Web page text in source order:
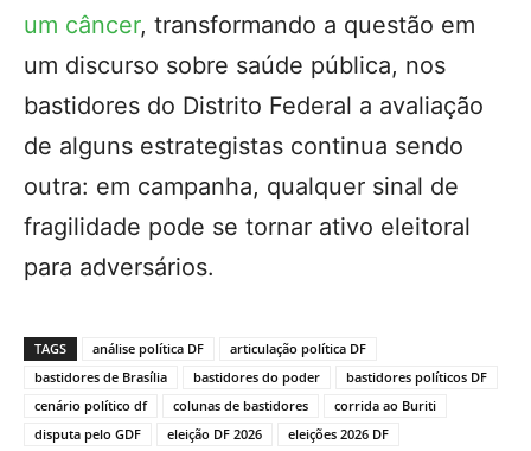
um câncer, transformando a questão em
um discurso sobre saúde pública, nos
bastidores do Distrito Federal a avaliação
de alguns estrategistas continua sendo
outra: em campanha, qualquer sinal de
fragilidade pode se tornar ativo eleitoral
para adversários.
TAGS análise política DF
articulação política DF
bastidores de Brasília
bastidores do poder
bastidores políticos DF
cenário político df
colunas de bastidores
corrida ao Buriti
disputa pelo GDF
eleição DF 2026
eleições 2026 DF